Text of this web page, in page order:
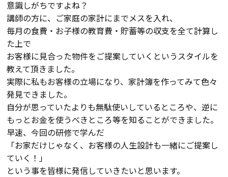
素材とデザイン
耐震性能+制震性能
断熱・気密性能と快適性
長期優良住宅
ZEH
ラインナップ
意識しがちですよね？
講師の方に、ご家庭の家計にまでメスを入れ、
毎月の食費・お子様の教育費・貯蓄等の収支を全て計算し
た上で
お客様に見合った物件をご提案していくというスタイルを
教えて頂きました。
実際に私もお客様の立場になり、家計簿を作ってみて色々
発見できました。
自分が思っていたよりも無駄使いしているところや、逆に
もっとお金を使うべきところ等を知ることができました。
早速、今回の研修で学んだ
「お家だけじゃなく、お客様の人生設計も一緒にご提案し
ていく！」
という事を皆様に発信していきたいと思います。